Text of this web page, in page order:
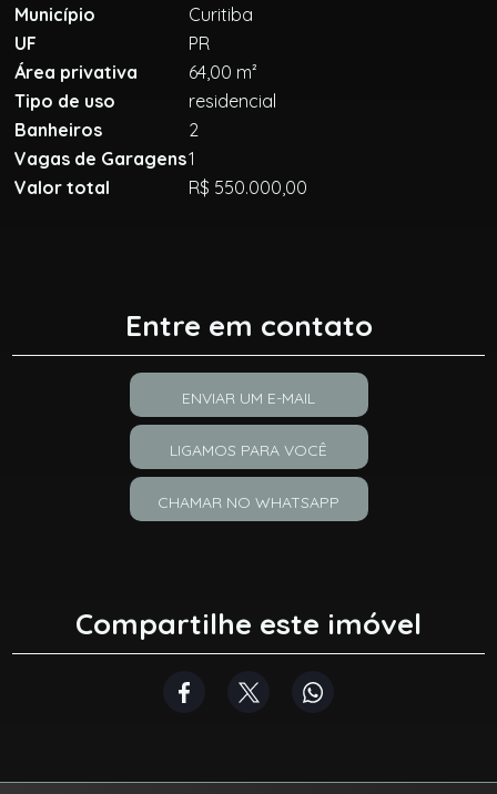
Município
Curitiba
UF
PR
Área privativa
64,00 m²
Tipo de uso
residencial
Banheiros
2
Vagas de Garagens1
Valor total
R$ 550.000,00
Entre em contato
ENVIAR UM E-MAIL
LIGAMOS PARA VOCÊ
CHAMAR NO WHATSAPP
Compartilhe este imóvel